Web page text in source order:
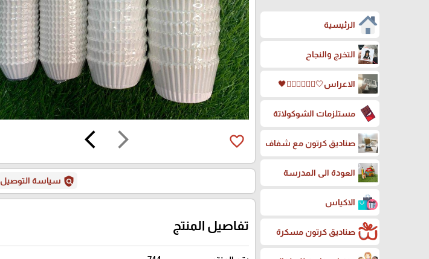
الرئيسية
التخرج والنجاح
الاعراس🤍🤵🏻‍♀️👰🏻‍♀️🖤
مستلزمات الشوكولاتة
صناديق كرتون مع شفاف
العودة الى المدرسة
الاكياس
صناديق كرتون مسكرة
arrow_forward_ios
arrow_back_ios favorite_border
policy سياسة التوصيل
تفاصيل المنتج